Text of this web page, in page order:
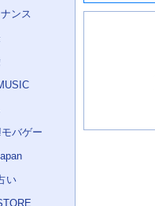
ンス
バゲー
い
す